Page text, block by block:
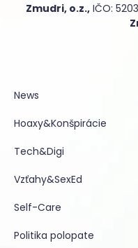
Zmudri, o.z., IČO:
News
Hoaxy&Konšpirácie
Tech&Digi
Vzťahy&SexEd
Self-Care
Politika polopate